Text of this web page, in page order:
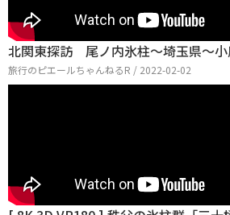
北関東探訪 尾ノ内氷柱～埼玉県～小
旅行のピエールちゃんねるR / 2022-02-02